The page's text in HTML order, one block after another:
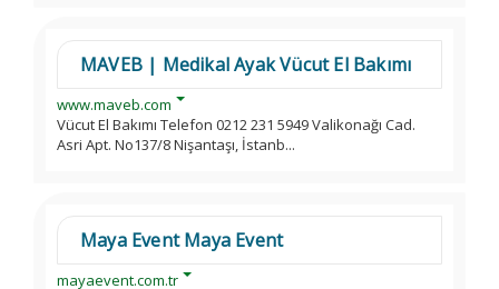
MAVEB | Medikal Ayak Vücut El Bakımı
www.maveb.com
Vücut El Bakımı Telefon 0212 231 5949 Valikonağı Cad.
Asri Apt. No137/8 Nişantaşı, İstanb...
Maya Event Maya Event
mayaevent.com.tr